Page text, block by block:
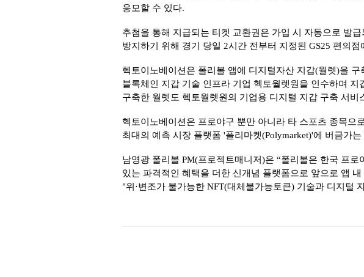
응모할 수 있다.
추첨을 통해 지급되는 티켓 교환권은 가입 시 자동으로 발
방지하기 위해 경기 당일 2시간 전부터 지정된 GS25 편의
헥토이노베이션은 폴리볼 앱에 디지털자산 지갑(월렛)을
블록체인 지갑 기술 인프라 기업 헥토월렛원을 인수하며
구축한 월렛도 헥토월렛원의 기업용 디지털 지갑 구축 서비
헥토이노베이션은 프로야구 뿐만 아니라 타 스포츠 종목으
최대의 예측 시장 플랫폼 '폴리마켓(Polymarket)'에 버금가
남영광 폴리볼 PM(프로젝트매니저)은 “폴리볼은 한국 프
있는 파격적인 혜택을 더한 신개념 플랫폼으로 앞으로 앱
"위·변조가 불가능한 NFT(대체불가능토큰) 기술과 디지털